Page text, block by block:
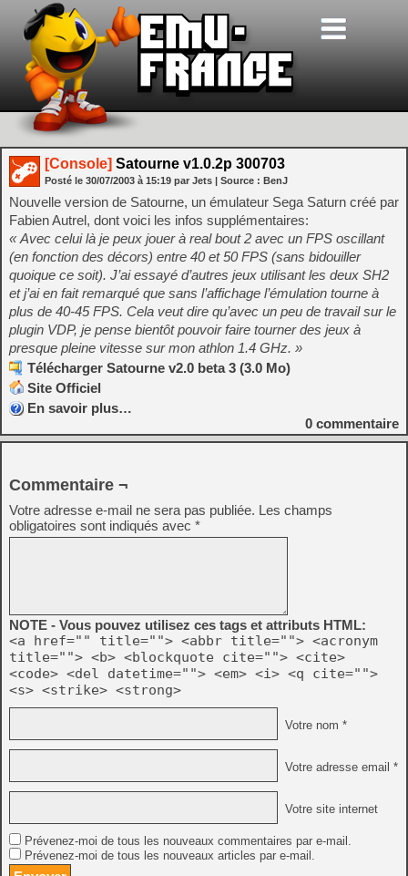
[Console] Satourne v1.0.2p 300703
Posté le 30/07/2003 à 15:19 par Jets | Source : BenJ
Nouvelle version de Satourne, un émulateur Sega Saturn créé par
Fabien Autrel, dont voici les infos supplémentaires:
« Avec celui là je peux jouer à real bout 2 avec un FPS oscillant
(en fonction des décors) entre 40 et 50 FPS (sans bidouiller
quoique ce soit). J’ai essayé d’autres jeux utilisant les deux SH2
et j’ai en fait remarqué que sans l’affichage l’émulation tourne à
plus de 40-45 FPS. Cela veut dire qu’avec un peu de travail sur le
plugin VDP, je pense bientôt pouvoir faire tourner des jeux à
presque pleine vitesse sur mon athlon 1.4 GHz. »
Télécharger Satourne v2.0 beta 3 (3.0 Mo)
Site Officiel
En savoir plus…
0 commentaire
Commentaire ¬
Votre adresse e-mail ne sera pas publiée. Les champs
obligatoires sont indiqués avec *
NOTE - Vous pouvez utilisez ces tags et attributs HTML:
<a href="" title=""> <abbr title=""> <acronym
title=""> <b> <blockquote cite=""> <cite>
<code> <del datetime=""> <em> <i> <q cite="">
<s> <strike> <strong>
Votre nom *
Votre adresse email *
Votre site internet
Prévenez-moi de tous les nouveaux commentaires par e-mail.
Prévenez-moi de tous les nouveaux articles par e-mail.